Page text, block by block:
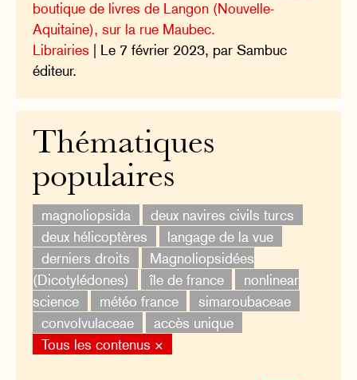
boutique de livres de Langon (Nouvelle-
Aquitaine), sur la rue Maubec.
Librairies | Le 7 février 2023, par Sambuc
éditeur.
Thématiques
populaires
magnoliopsida
deux navires civils turcs
deux hélicoptères
langage de la vue
derniers droits
Magnoliopsidées
(Dicotylédones)
île de france
nonlinear
science
météo france
simaroubaceae
convolvulaceae
accès unique
Tous les contenus ×